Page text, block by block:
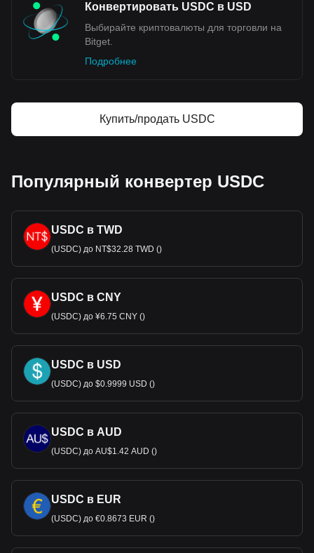
Конвертировать USDC в USD
Выбирайте криптовалюты для торговли на
Bitget.
Подробнее
Купить/продать USDC
Популярный конвертер USDC
USDC в TWD
(USDC) до NT$32.28 TWD ()
USDC в CNY
(USDC) до ¥6.75 CNY ()
USDC в USD
(USDC) до $0.9999 USD ()
USDC в AUD
(USDC) до AU$1.42 AUD ()
USDC в EUR
(USDC) до €0.8673 EUR ()